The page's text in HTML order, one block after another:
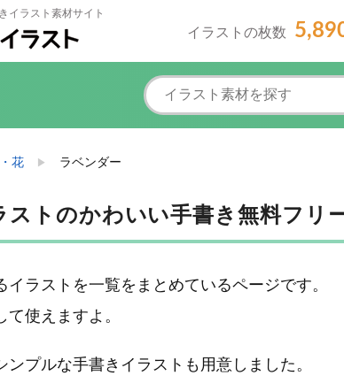
イラスト素材サイト
イラストの枚数
花 ラベンダー
ストのかわいい手書き無料フリ
イラストを一覧をまとめているページです。
使えますよ。
ンプルな手書きイラストも用意しました。